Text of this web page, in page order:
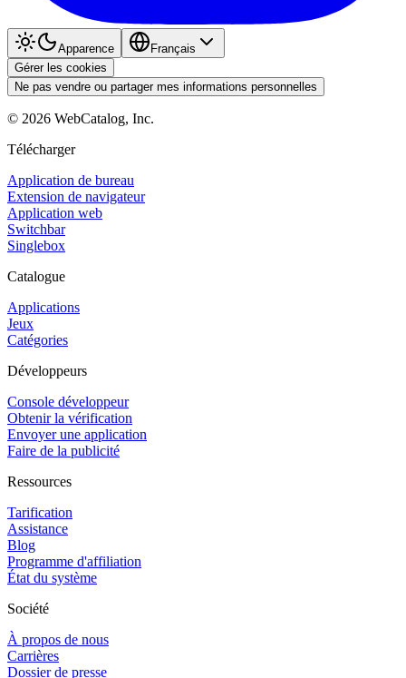
Apparence
Français
Gérer les cookies
Ne pas vendre ou partager mes informations personnelles
© 2026 WebCatalog, Inc.
Télécharger
Application de bureau
Extension de navigateur
Application web
Switchbar
Singlebox
Catalogue
Applications
Jeux
Catégories
Développeurs
Console développeur
Obtenir la vérification
Envoyer une application
Faire de la publicité
Ressources
Tarification
Assistance
Blog
Programme d'affiliation
État du système
Société
À propos de nous
Carrières
Dossier de presse